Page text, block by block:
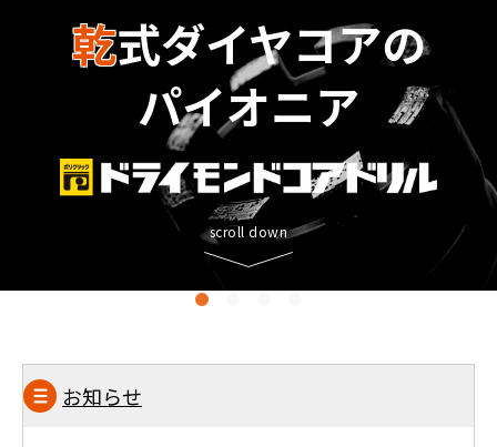
お知らせ